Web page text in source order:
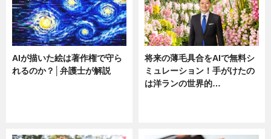
AIが描いた絵は著作権で守ら
れるのか？│弁護士が解説
将来の薄毛具合をAIで無料シ
ミュレーション！手がけたの
は洋ランの世界的…